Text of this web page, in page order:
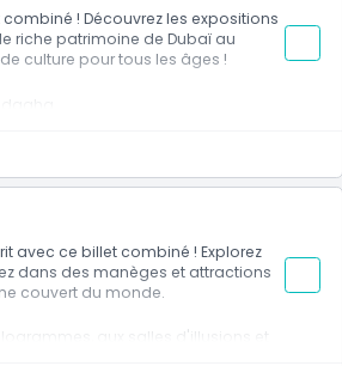
! Découvrez les expositions
riche patrimoine de Dubaï au
culture pour tous les âges !
d'apprentissage éducatifs
place
avec ce billet combiné ! Explorez
dans des manèges et attractions
couvert du monde.
aux salles d'illusions et